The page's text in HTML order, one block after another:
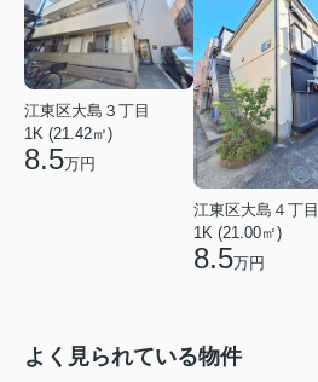
江東区大島３丁目
1K (21.42㎡)
8.5万円
江東区大島４丁目
1K (21.00㎡)
8.5万円
よく見られている物件